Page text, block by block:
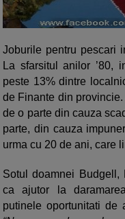
Joburile pentru pescari
La sfarsitul anilor ’80,
peste 13% dintre
de Finante din
de o parte din cauza
parte, din cauza
urma cu 20 de ani, care
Sotul doamnei
ca ajutor la
putinele oportunitati